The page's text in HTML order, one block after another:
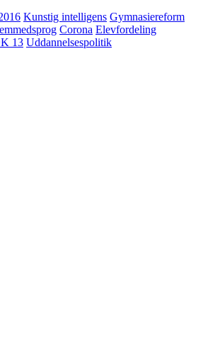
Kunstig intelligens Gymnasiereform
Corona Elevfordeling
13 Uddannelsespolitik